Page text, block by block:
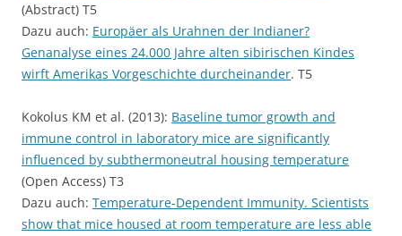
(Abstract) T5
Dazu auch: Europäer als Urahnen der Indianer?
Genanalyse eines 24.000 Jahre alten sibirischen Kindes
wirft Amerikas Vorgeschichte durcheinander. T5
Kokolus KM et al. (2013): Baseline tumor growth and
immune control in laboratory mice are significantly
influenced by subthermoneutral housing temperature
(Open Access) T3
Dazu auch: Temperature-Dependent Immunity. Scientists
show that mice housed at room temperature are less able